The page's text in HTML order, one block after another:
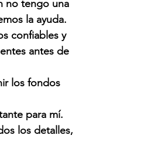
no tengo una
la ayuda.
confiables y
antes de
los fondos
para mí.
los detalles,